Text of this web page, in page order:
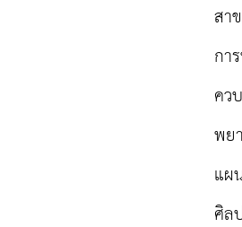
สา
กา
คว
พย
แผ
ศิล